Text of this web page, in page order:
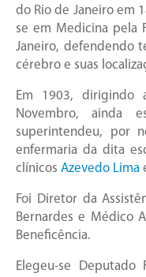
do Rio de Janeiro em
se em Medicina pela
Janeiro, defendendo
cérebro e suas
Em 1903, dirigindo
Novembro, ainda
superintendeu, por
enfermaria da dita
clínicos Azevedo Lima
Foi Diretor da
Bernardes e Médico
Beneficência.
Elegeu-se